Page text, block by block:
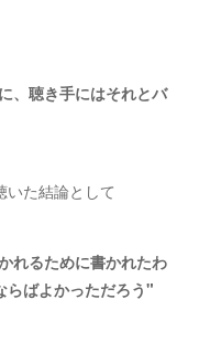
、聴き手にはそれとバ
いた結論として
れるために書かれたわ
らばよかっただろう"